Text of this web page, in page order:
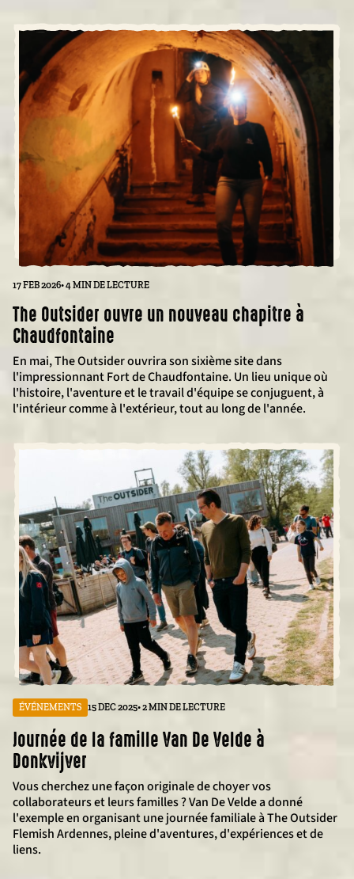
17 FEB 2026• 4 MIN DE LECTURE
The Outsider ouvre un nouveau chapitre à
Chaudfontaine
En mai, The Outsider ouvrira son sixième site dans
l'impressionnant Fort de Chaudfontaine. Un lieu unique où
l'histoire, l'aventure et le travail d'équipe se conjuguent, à
l'intérieur comme à l'extérieur, tout au long de l'année.
ÉVÉNEMENTS 15 DEC 2025• 2 MIN DE LECTURE
Journée de la famille Van De Velde à
Donkvijver
Vous cherchez une façon originale de choyer vos
collaborateurs et leurs familles ? Van De Velde a donné
l'exemple en organisant une journée familiale à The Outsider
Flemish Ardennes, pleine d'aventures, d'expériences et de
liens.